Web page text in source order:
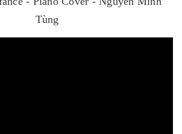
Tùng